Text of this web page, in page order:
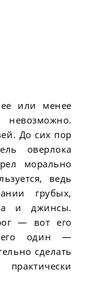
или менее
невозможно.
До сих пор
оверлока
морально
ведь
грубых,
и джинсы.
— вот его
один —
сделать